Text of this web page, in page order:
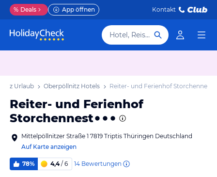
% Deals App öffnen Kontakt
Hotel, Reiseziel
Urlaub Oberpöllnitz Hotels Reiter- und Ferienhof Storchennest
Reiter- und Ferienhof
Storchennest
Mittelpöllnitzer Straße 1 7819 Triptis Thüringen Deutschland
Auf Karte anzeigen
78% 4,4/ 6 14 Bewertungen